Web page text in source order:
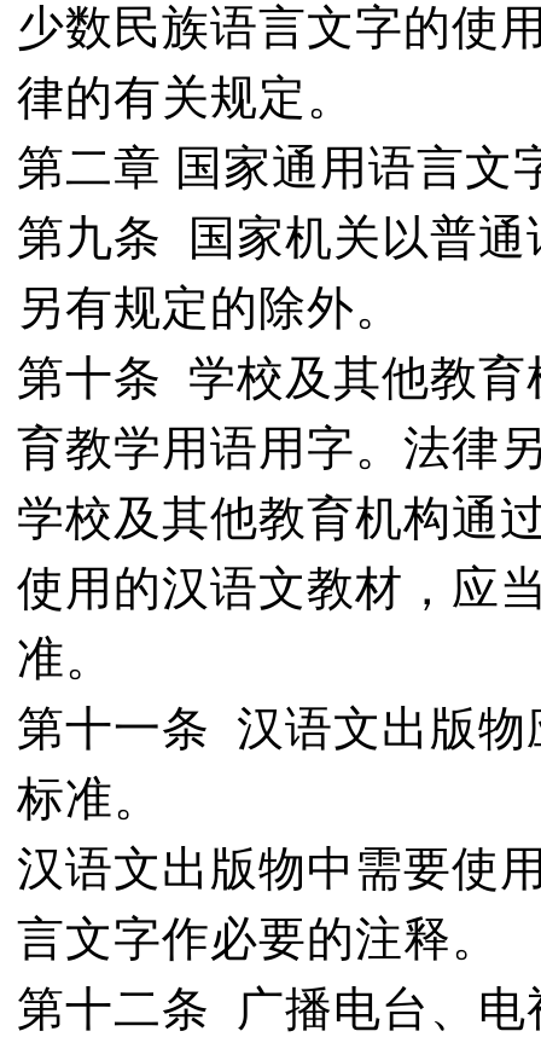
少数民族语言文字的使
律的有关规定。
第二章 国家通用语言文
第九条 国家机关以普通
另有规定的除外。
第十条 学校及其他教育
育教学用语用字。法律
学校及其他教育机构通
使用的汉语文教材，应
准。
第十一条 汉语文出版物
标准。
汉语文出版物中需要使
言文字作必要的注释。
第十二条 广播电台、电